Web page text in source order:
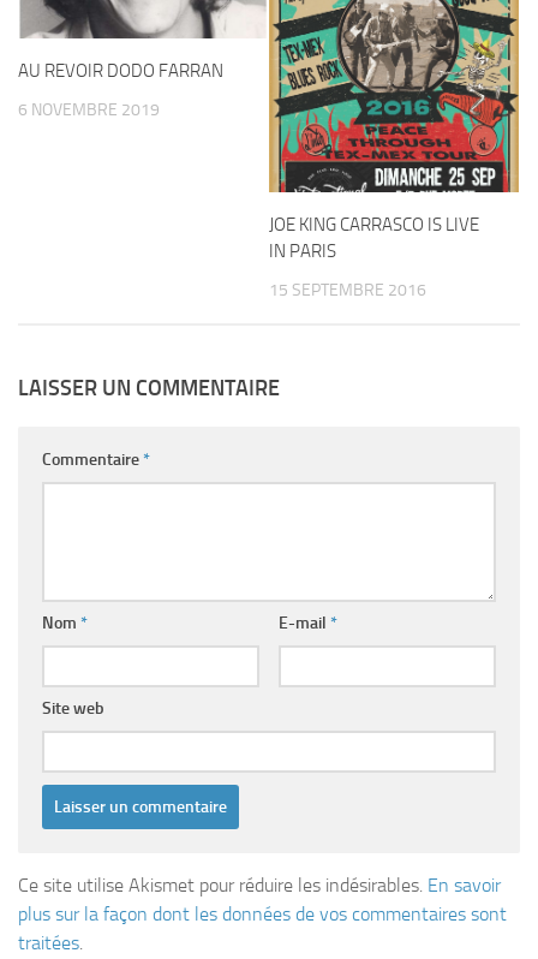
AU REVOIR DODO FARRAN
6 NOVEMBRE 2019
JOE KING CARRASCO IS LIVE
IN PARIS
15 SEPTEMBRE 2016
LAISSER UN COMMENTAIRE
Commentaire*
Nom * E-mail *
Site web
Ce site utilise Akismet pour réduire les indésirables. En savoir
plus sur la façon dont les données de vos commentaires sont
traitées